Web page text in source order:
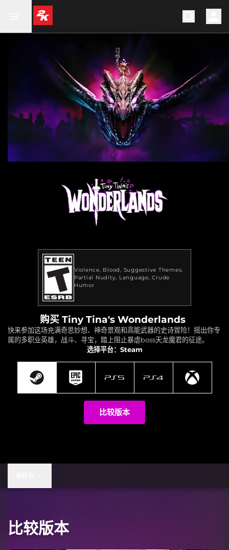
Violence Blood Suggestive Themes
Partial Nudity Language Crude
Humor
购买 Tiny Tina's Wonderlands
快来参加这场充满奇思妙想、神奇景观和高能武器的史诗冒险！摇出你专
属的多职业英雄，战斗、寻宝，踏上阻止暴虐boss天龙魔君的征途。
选择平台：Steam
比较版本
比较版本